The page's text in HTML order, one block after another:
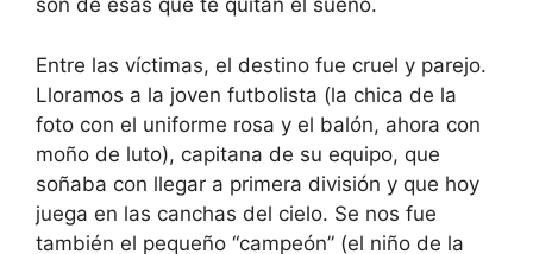
son de esas que te quitan el sueño.
Entre las víctimas, el destino fue cruel y parejo.
Lloramos a la joven futbolista (la chica de la
foto con el uniforme rosa y el balón, ahora con
moño de luto), capitana de su equipo, que
soñaba con llegar a primera división y que hoy
juega en las canchas del cielo. Se nos fue
también el pequeño “campeón” (el niño de la